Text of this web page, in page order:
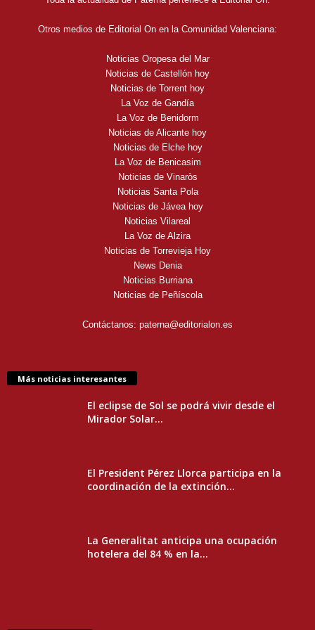
Otros medios de Editorial On en la Comunidad Valenciana:
Noticias Oropesa del Mar
Noticias de Castellón hoy
Noticias de Torrent hoy
La Voz de Gandía
La Voz de Benidorm
Noticias de Alicante hoy
Noticias de Elche hoy
La Voz de Benicasim
Noticias de Vinaròs
Noticias Santa Pola
Noticias de Jávea hoy
Noticias Vilareal
La Voz de Alzira
Noticias de Torrevieja Hoy
News Denia
Noticias Burriana
Noticias de Peñíscola
Contáctanos: paterna@editorialon.es
Más noticias interesantes
El eclipse de Sol se podrá vivir desde el
Mirador Solar...
El President Pérez Llorca participa en la
coordinación de la extinción...
La Generalitat anticipa una ocupación
hotelera del 84 % en la...